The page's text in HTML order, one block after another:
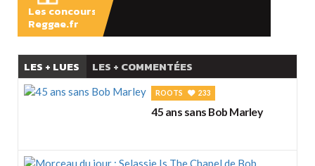
Les concours
Reggae.fr
LES + LUES LES + COMMENTÉES
ROOTS 233
45 ans sans Bob Marley